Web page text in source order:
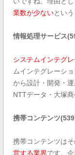
業数が少ないという
情報処理サービス
システムインテグ
ムインテグレーシ
から設計・開発・
NTTデータ・大塚商
携帯コンテンツ
携帯コンテンツはそ
営する業界です。